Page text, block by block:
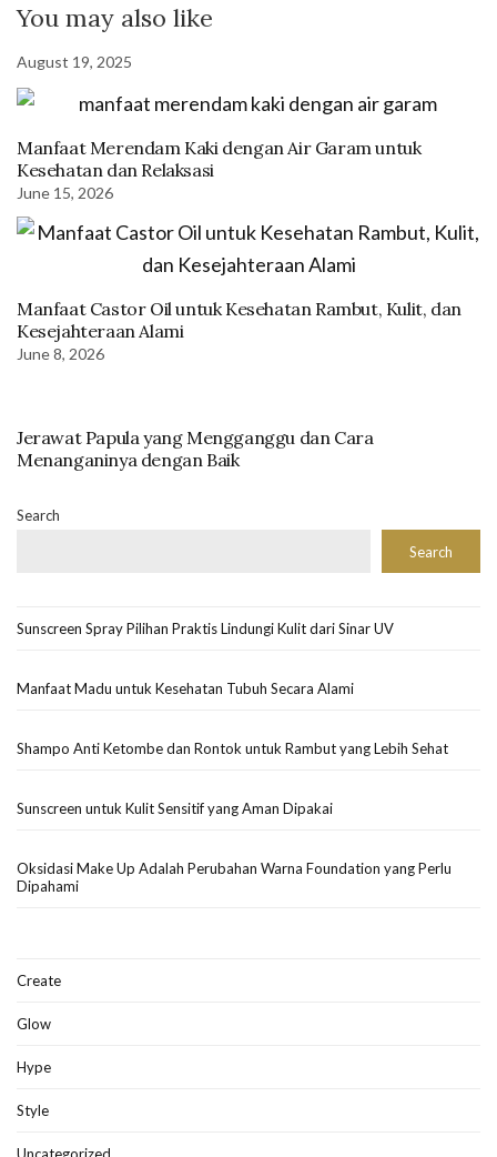
You may also like
August 19, 2025
Manfaat Merendam Kaki dengan Air Garam untuk
Kesehatan dan Relaksasi
June 15, 2026
Manfaat Castor Oil untuk Kesehatan Rambut, Kulit, dan
Kesejahteraan Alami
June 8, 2026
Jerawat Papula yang Mengganggu dan Cara
Menanganinya dengan Baik
Search
Search
Sunscreen Spray Pilihan Praktis Lindungi Kulit dari Sinar UV
Manfaat Madu untuk Kesehatan Tubuh Secara Alami
Shampo Anti Ketombe dan Rontok untuk Rambut yang Lebih Sehat
Sunscreen untuk Kulit Sensitif yang Aman Dipakai
Oksidasi Make Up Adalah Perubahan Warna Foundation yang Perlu
Dipahami
Create
Glow
Hype
Style